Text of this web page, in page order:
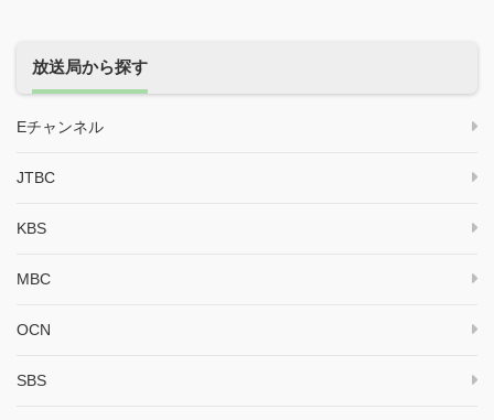
放送局から探す
Eチャンネル
JTBC
KBS
MBC
OCN
SBS